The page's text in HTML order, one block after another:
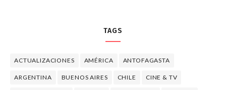
TAGS
ACTUALIZACIONES AMÉRICA ANTOFAGASTA
ARGENTINA BUENOS AIRES CHILE CINE & TV